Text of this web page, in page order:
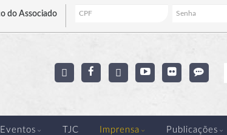
do Associado
Eventos TJC Imprensa Publicações